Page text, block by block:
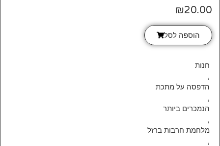
₪20.00
הוספה לסל
חנות
,
הדפסה על מתכת
,
הנמכרים ביותר
,
מלחמת חרבות ברזל
,